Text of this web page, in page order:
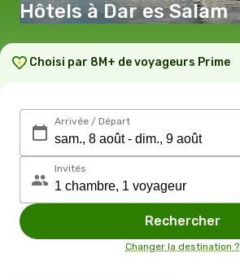
Hôtels à Dar es Salam
Choisi par 8M+ de voyageurs Prime
Arrivée / Départ
Invités
Rechercher
Changer la destination ?